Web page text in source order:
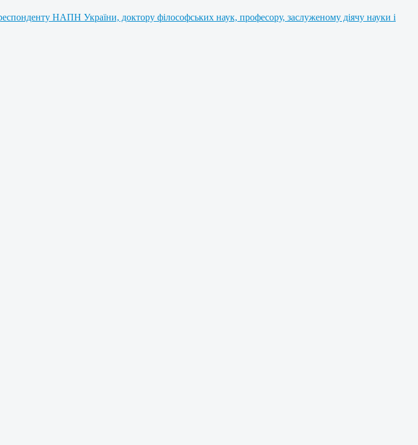
НАПН України, доктору філософських наук, професору, заслуженому діячу науки і